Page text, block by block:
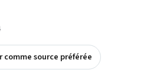
comme source préférée